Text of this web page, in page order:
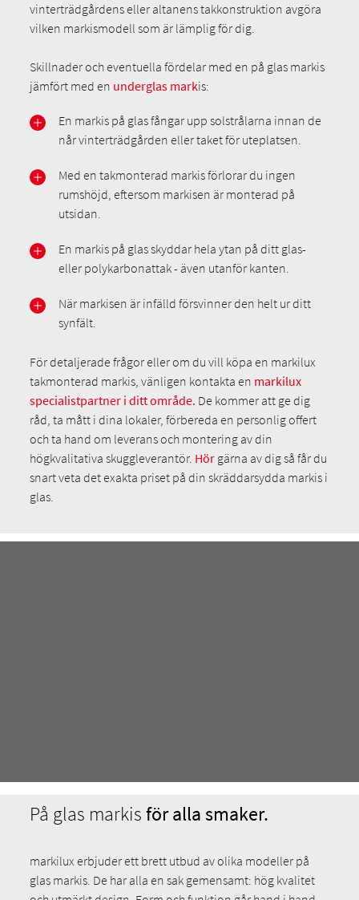
vinterträdgårdens eller altanens takkonstruktion avgöra
vilken markismodell som är lämplig för dig.
Skillnader och eventuella fördelar med en på glas markis
jämfört med en underglas markis:
En markis på glas fångar upp solstrålarna innan de
når vinterträdgården eller taket för uteplatsen.
Med en takmonterad markis förlorar du ingen
rumshöjd, eftersom markisen är monterad på
utsidan.
En markis på glas skyddar hela ytan på ditt glas-
eller polykarbonattak - även utanför kanten.
När markisen är infälld försvinner den helt ur ditt
synfält.
För detaljerade frågor eller om du vill köpa en markilux
takmonterad markis, vänligen kontakta en markilux
specialistpartner i ditt område. De kommer att ge dig
råd, ta mått i dina lokaler, förbereda en personlig offert
och ta hand om leverans och montering av din
högkvalitativa skuggleverantör. Hör gärna av dig så får du
snart veta det exakta priset på din skräddarsydda markis i
glas.
På glas markisför alla smaker.
markilux erbjuder ett brett utbud av olika modeller på
glas markis. De har alla en sak gemensamt: hög kvalitet